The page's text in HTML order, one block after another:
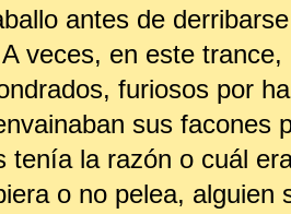
antes de
veces, en este trance,
furiosos por
sus facones
tenía la razón o cuál
o no pelea, alguien